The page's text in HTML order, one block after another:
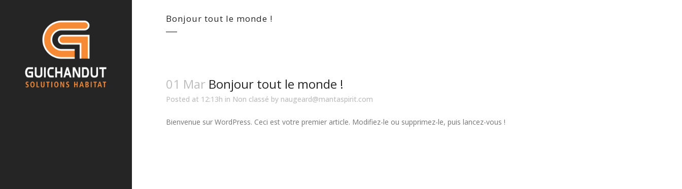
Bonjour tout le monde !
01 Mar Bonjour tout le monde !
Posted at 12:13h in Non classé by naugeard@mantaspirit.com
Bienvenue sur WordPress. Ceci est votre premier article. Modifiez-le ou supprimez-le, puis lancez-vous !